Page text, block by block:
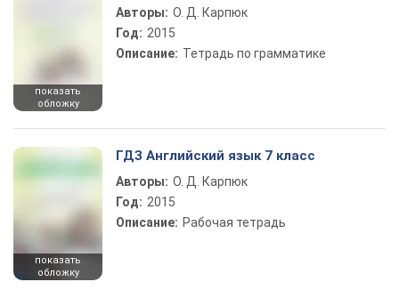
показать
обложку
Авторы: О. Д. Карпюк
Год: 2015
Описание: Тетрадь по грамматике
показать
обложку
ГДЗ Английский язык 7 класс
Авторы: О. Д. Карпюк
Год: 2015
Описание: Рабочая тетрадь